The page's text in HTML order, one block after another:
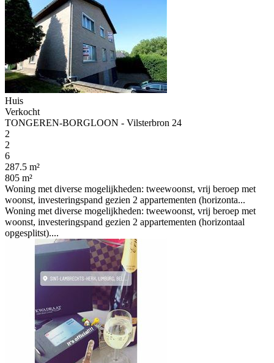
Huis
Verkocht
TONGEREN-BORGLOON - Vilsterbron 24
2
2
6
287.5 m²
805 m²
Woning met diverse mogelijkheden: tweewoonst, vrij beroep met
woonst, investeringspand gezien 2 appartementen (horizonta...
Woning met diverse mogelijkheden: tweewoonst, vrij beroep met
woonst, investeringspand gezien 2 appartementen (horizontaal
opgesplitst)....